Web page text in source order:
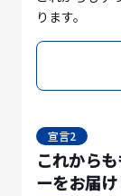
ります。
宣言2
これから
ーをお届け